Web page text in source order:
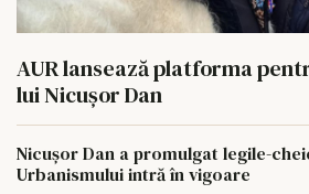
AUR lansează platforma
lui Nicușor Dan
Nicușor Dan a promulgat legile-
Urbanismului intră în vigoare